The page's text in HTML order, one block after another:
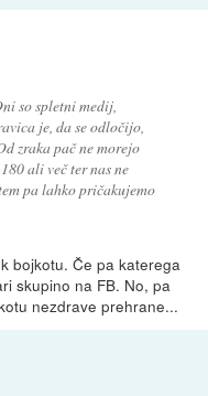
so spletni medij,
je, da se odločijo,
zraka pač ne morejo
ali več ter nas ne
pa lahko pričakujemo
bojkotu. Če pa katerega
skupino na FB. No, pa
nezdrave prehrane...